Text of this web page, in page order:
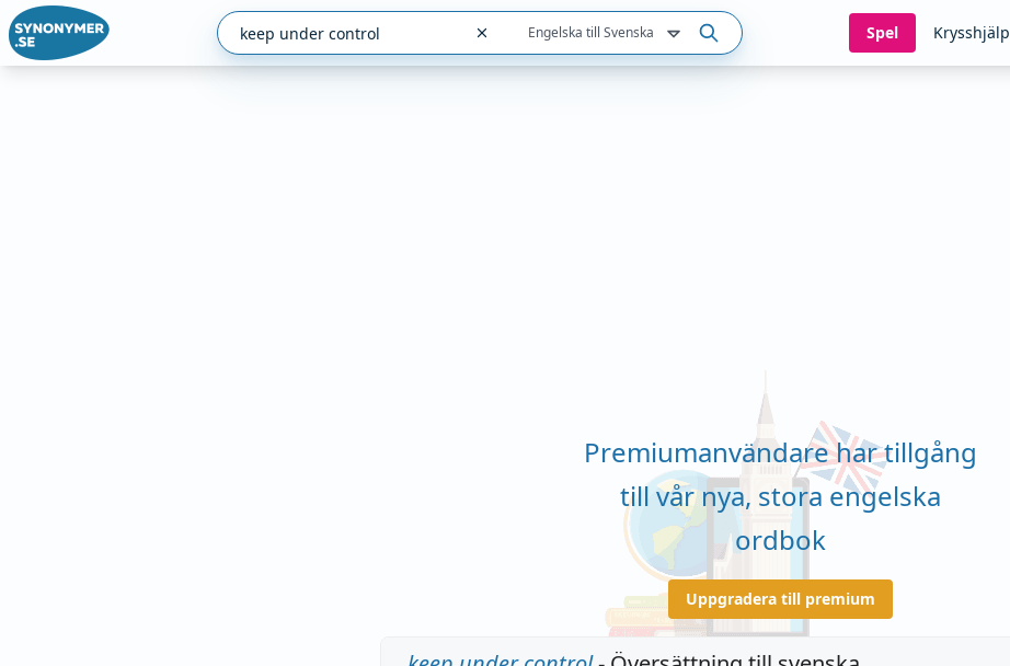
Engelska till Svenska Spel Krysshjälp
Premiumanvändare har tillgång
till vår nya, stora engelska
ordbok
Uppgradera till premium